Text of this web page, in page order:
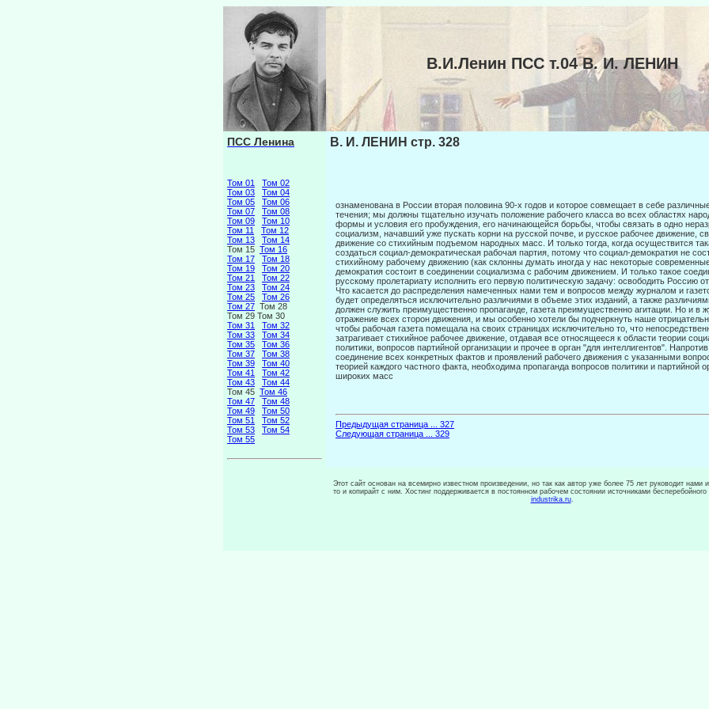
В.И.Ленин ПСС т.04 В. И. ЛЕНИН
ПСС Ленина
Том 01
Том 02
Том 03
Том 04
Том 05
Том 06
Том 07
Том 08
Том 09
Том 10
Том 11
Том 12
Том 13
Том 14
Том 15 Том 16
Том 17
Том 18
Том 19
Том 20
Том 21
Том 22
Том 23
Том 24
Том 25
Том 26
Том 27 Том 28
Том 29 Том 30
Том 31
Том 32
Том 33
Том 34
Том 35
Том 36
Том 37
Том 38
Том 39
Том 40
Том 41
Том 42
Том 43
Том 44
Том 45 Том 46
Том 47
Том 48
Том 49
Том 50
Том 51
Том 52
Том 53
Том 54
Том 55
В. И. ЛЕНИН стр. 328
ознаменована в России вторая половина 90-х годов и которое совмещает в себе
течения; мы должны тщательно изучать положение рабочего класса во всех областях
формы и условия его пробужде­ния, его начинающейся борьбы, чтобы связать в одно
социализм, начавший уже пускать корни на русской почве, и русское рабочее движе­ние,
движение со стихийным подъемом народных масс. И только тогда, когда осуществится
создаться социал-демократическая рабочая партия, потому что социал-демократия не
стихийному рабочему движению (как склонны думать иногда у нас некото­рые
демократия состоит в соединении социализма с рабочим движением. И только такое
русскому пролета­риату исполнить его первую политическую задачу: освободить Россию
Что касается до распределения намеченных нами тем и вопросов между журналом и
будет определяться исключительно различиями в объеме этих изданий, а также
должен служить преимуще­ственно пропаганде, газета преимущественно агитации. Но и в
отражение всех сторон движения, и мы особенно хотели бы подчеркнуть на­ше
чтобы рабочая газета помещала на своих страницах исключительно то, что
затрагивает стихийное рабочее движение, отдавая все относящееся к области теории
политики, вопросов партийной организации и прочее в орган "для ин­теллигентов".
соединение всех конкретных фактов и проявлений рабочего движения с указанными
тео­рией каждого частного факта, необходима пропаганда вопросов политики и партийной
широких масс
Предыдущая страница ... 327
Следующая страница ... 329
Этот сайт основан на всемирно известном произведении, но так как автор уже более 75 лет руководит нами
то и копирайт с ним. Хостинг поддерживается в постоянном рабочем состоянии источниками
industrika.ru.